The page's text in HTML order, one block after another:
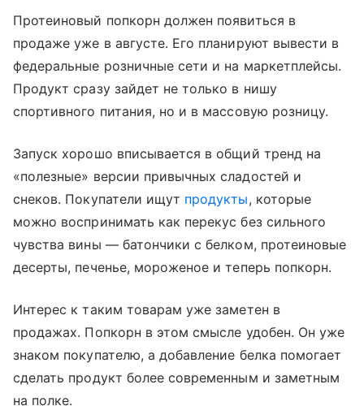
Протеиновый попкорн должен появиться в
продаже уже в августе. Его планируют вывести в
федеральные розничные сети и на маркетплейсы.
Продукт сразу зайдет не только в нишу
спортивного питания, но и в массовую розницу.
Запуск хорошо вписывается в общий тренд на
«полезные» версии привычных сладостей и
снеков. Покупатели ищут продукты, которые
можно воспринимать как перекус без сильного
чувства вины — батончики с белком, протеиновые
десерты, печенье, мороженое и теперь попкорн.
Интерес к таким товарам уже заметен в
продажах. Попкорн в этом смысле удобен. Он уже
знаком покупателю, а добавление белка помогает
сделать продукт более современным и заметным
на полке.